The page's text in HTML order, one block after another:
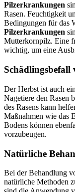
Pilzerkrankungen
Rasen. Feuchtigkeit
Bedingungen für das
Pilzerkrankungen
Mutterkornpilz. Eine
wichtig, um eine
Schädlingsbefall
Der Herbst ist auch
Nagetiere den Rasen
des Rasens kann
Maßnahmen wie das
Bodens können
vorzubeugen.
Natürliche
Bei der Behandlung
natürliche Methoden